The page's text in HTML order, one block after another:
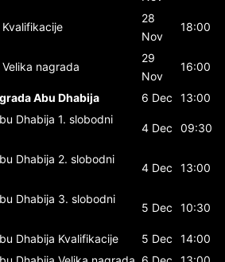
Kvalifikacije
28
Nov
18:00
Velika nagrada
29
Nov
16:00
Abu Dhabija 6 Dec
13:00
Dhabija 1. slobodni
4 Dec 09:30
Dhabija 2. slobodni
4 Dec 13:00
Dhabija 3. slobodni
5 Dec 10:30
Dhabija Kvalifikacije 5 Dec
14:00